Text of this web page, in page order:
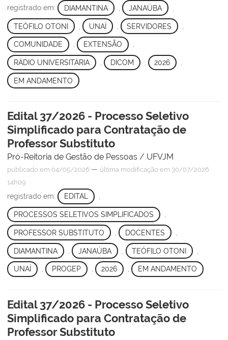
registrado em: DIAMANTINA JANAÚBA
TEÓFILO OTONI UNAÍ SERVIDORES
COMUNIDADE , EXTENSÃO ,
RÁDIO UNIVERSITÁRIA DICOM 2026
EM ANDAMENTO
Edital 37/2026 - Processo Seletivo
Simplificado para Contratação de
Professor Substituto
Pró-Reitoria de Gestão de Pessoas / UFVJM
publicado em 04/05/2026 — última modificação em 30/07/2026
14h09
registrado em: EDITAL ,
PROCESSOS SELETIVOS SIMPLIFICADOS
PROFESSOR SUBSTITUTO DOCENTES
DIAMANTINA JANAÚBA TEÓFILO OTONI
UNAÍ , PROGEP , 2026 , EM ANDAMENTO
Edital 37/2026 - Processo Seletivo
Simplificado para Contratação de
Professor Substituto